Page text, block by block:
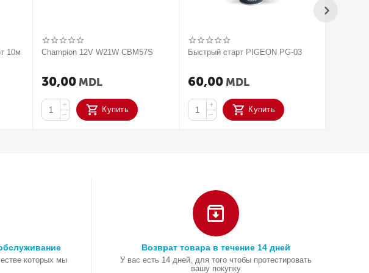
10м
Champion 12V W21W CBM57S
30,00 MDL
+
−
Купить
Быстрый старт PIGEON PG-03
60,00 MDL
+
−
Купить
которых мы
Возврат товара в течение 14 дней
У вас есть 14 дней, для того чтобы протестировать
вашу покупку